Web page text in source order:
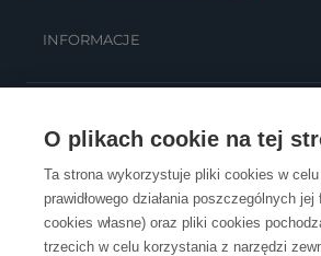
O plikach cookie na tej
Ta strona wykorzystuje pliki cookies w
prawidłowego działania poszczególnych
cookies własne) oraz pliki cookies
trzecich w celu korzystania z narzędzi
INFORMACJE
OBSŁUGA KLIENTA
KONTAKT